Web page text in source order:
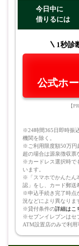
今日中に
借りるには
1秒診
公式ホ
【
※24時間365日即時振
機関を除く。
※ご利用限度額50万円
超の場合は源泉徴収票
※カードレス選択時で
います。
※「スマホでかんたん
認」をし、カード郵送
※申込手続き完了時点
況などにより異なりま
※貸付条件の詳細はこ
※セブンイレブンはセ
ATM設置店のみで利用